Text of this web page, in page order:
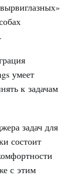
умеет
к задачам
задач для
состоит
с этим